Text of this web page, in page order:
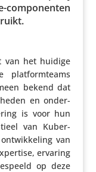
compo­nenten
van het huidige
bekend dat
en onder­
is voor hun
van Kuber­
van
ervaring
op deze